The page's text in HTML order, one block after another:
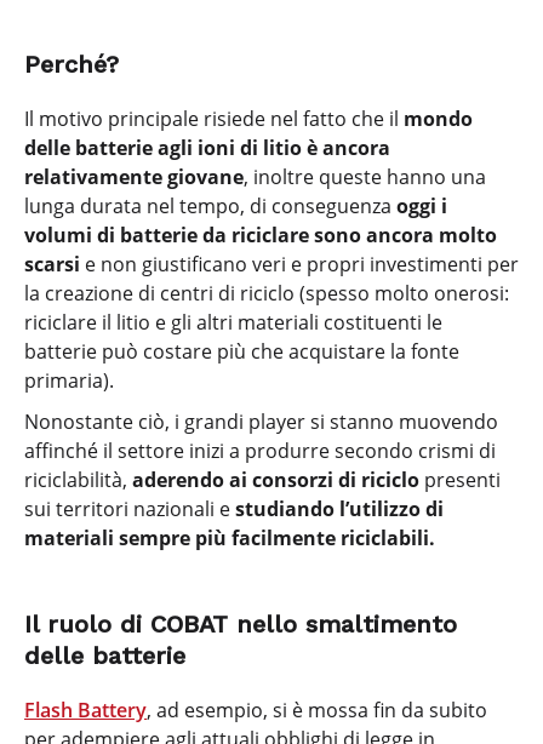
Perché?
Il motivo principale risiede nel fatto che il mondo
delle batterie agli ioni di litio è ancora
relativamente giovane, inoltre queste hanno una
lunga durata nel tempo, di conseguenza oggi i
volumi di batterie da riciclare sono ancora molto
scarsi e non giustificano veri e propri investimenti per
la creazione di centri di riciclo (spesso molto onerosi:
riciclare il litio e gli altri materiali costituenti le
batterie può costare più che acquistare la fonte
primaria).
Nonostante ciò, i grandi player si stanno muovendo
affinché il settore inizi a produrre secondo crismi di
riciclabilità, aderendo ai consorzi di riciclo presenti
sui territori nazionali estudiando l’utilizzo di
materiali sempre più facilmente riciclabili.
Il ruolo di COBAT nello smaltimento
delle batterie
Flash Battery, ad esempio, si è mossa fin da subito
per adempiere agli attuali obblighi di legge in